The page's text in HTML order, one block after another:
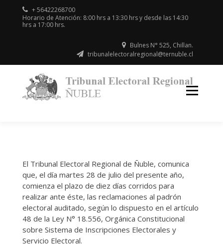
content
+ 56422268700
Horario de Atención: 8:00 hrs a 13:30 hrs y desde las 14:30
hrs a 17:00 hrs.
Bulnes N° 525, Chillan.
tribunalelectoralregional@ternuble.cl
El Tribunal Electoral Regional de Ñuble, comunica
que, el día martes 28 de julio del presente año,
comienza el plazo de diez días corridos para
realizar ante éste, las reclamaciones al padrón
electoral auditado, según lo dispuesto en el artículo
48 de la Ley N° 18.556, Orgánica Constitucional
sobre Sistema de Inscripciones Electorales y
Servicio Electoral.